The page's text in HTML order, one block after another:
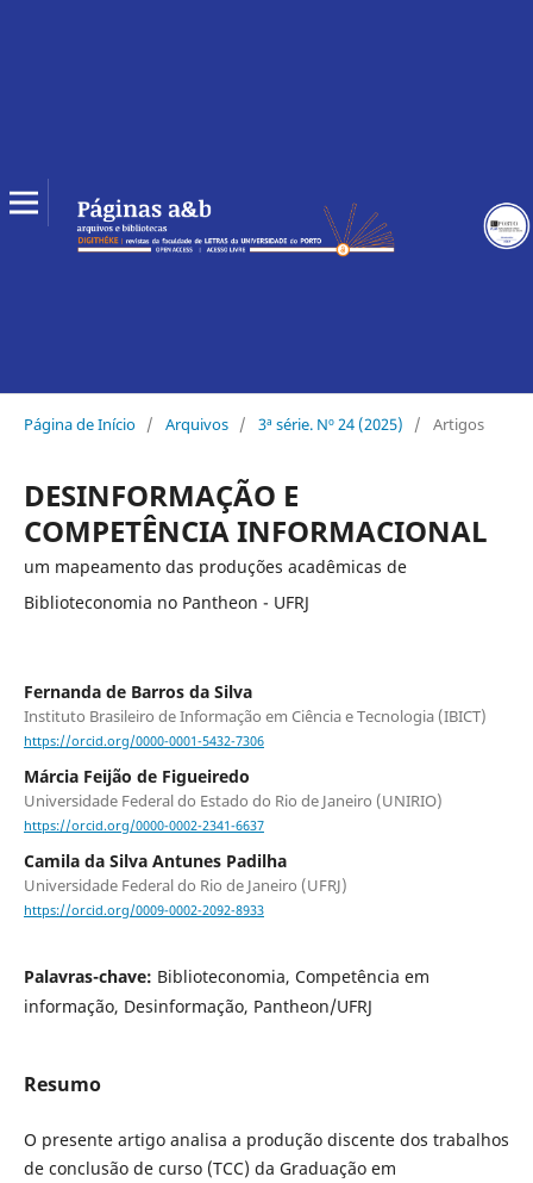
Página de Início / Arquivos / 3ª série. Nº 24 (2025) / Artigos
DESINFORMAÇÃO E
COMPETÊNCIA INFORMACIONAL
um mapeamento das produções acadêmicas de
Biblioteconomia no Pantheon - UFRJ
Fernanda de Barros da Silva
Instituto Brasileiro de Informação em Ciência e Tecnologia (IBICT)
https://orcid.org/0000-0001-5432-7306
Márcia Feijão de Figueiredo
Universidade Federal do Estado do Rio de Janeiro (UNIRIO)
https://orcid.org/0000-0002-2341-6637
Camila da Silva Antunes Padilha
Universidade Federal do Rio de Janeiro (UFRJ)
https://orcid.org/0009-0002-2092-8933
Palavras-chave: Biblioteconomia, Competência em
informação, Desinformação, Pantheon/UFRJ
Resumo
O presente artigo analisa a produção discente dos trabalhos
de conclusão de curso (TCC) da Graduação em